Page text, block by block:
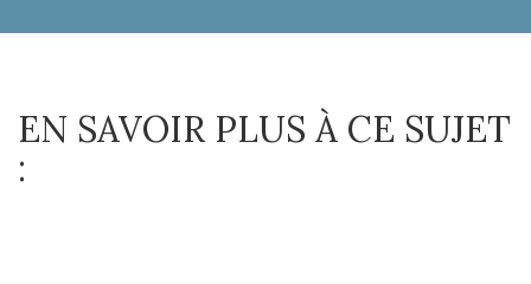
EN SAVOIR PLUS À CE SUJET
: